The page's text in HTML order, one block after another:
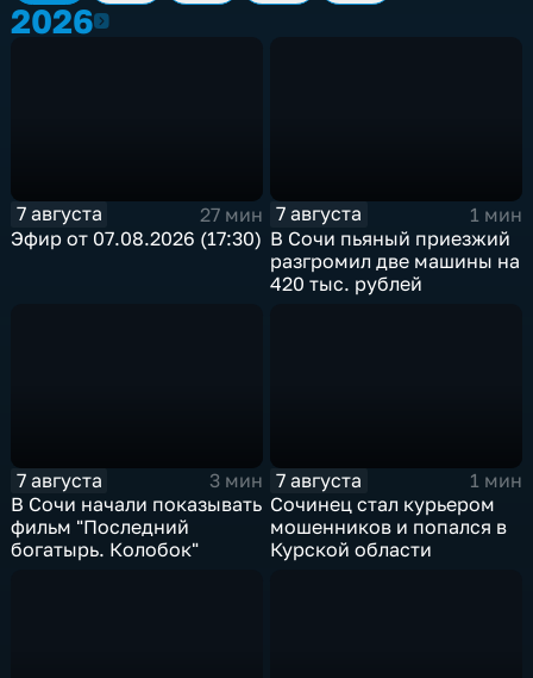
20262026
7 августа
27 мин
Эфир от 07.08.2026 (17:30)
7 августа
1 мин
В Сочи пьяный приезжий
разгромил две машины на
420 тыс. рублей
7 августа
3 мин
В Сочи начали показывать
фильм "Последний
богатырь. Колобок"
7 августа
1 мин
Сочинец стал курьером
мошенников и попался в
Курской области